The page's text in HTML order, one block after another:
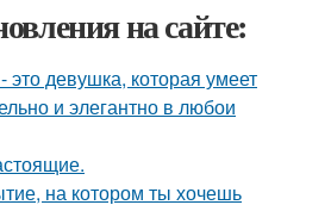
на сайте:
девушка, которая умеет
и элегантно в любои
на котором ты хочешь